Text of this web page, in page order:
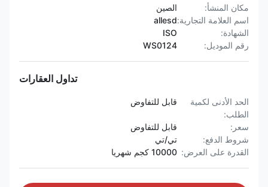
مكان المنشأ:
الصين
اسم العلامة التجارية:allesd
الشهادة:
ISO
رقم الموديل:
WS0124
تداول العقارات
الحد الأدنى لكمية
الطلب:
قابل للتفاوض
سعر:
قابل للتفاوض
شروط الدفع:
تي/تي
القدرة على العرض: 10000 كجم شهريا